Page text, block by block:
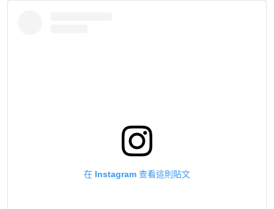
在 Instagram 查看這則貼文